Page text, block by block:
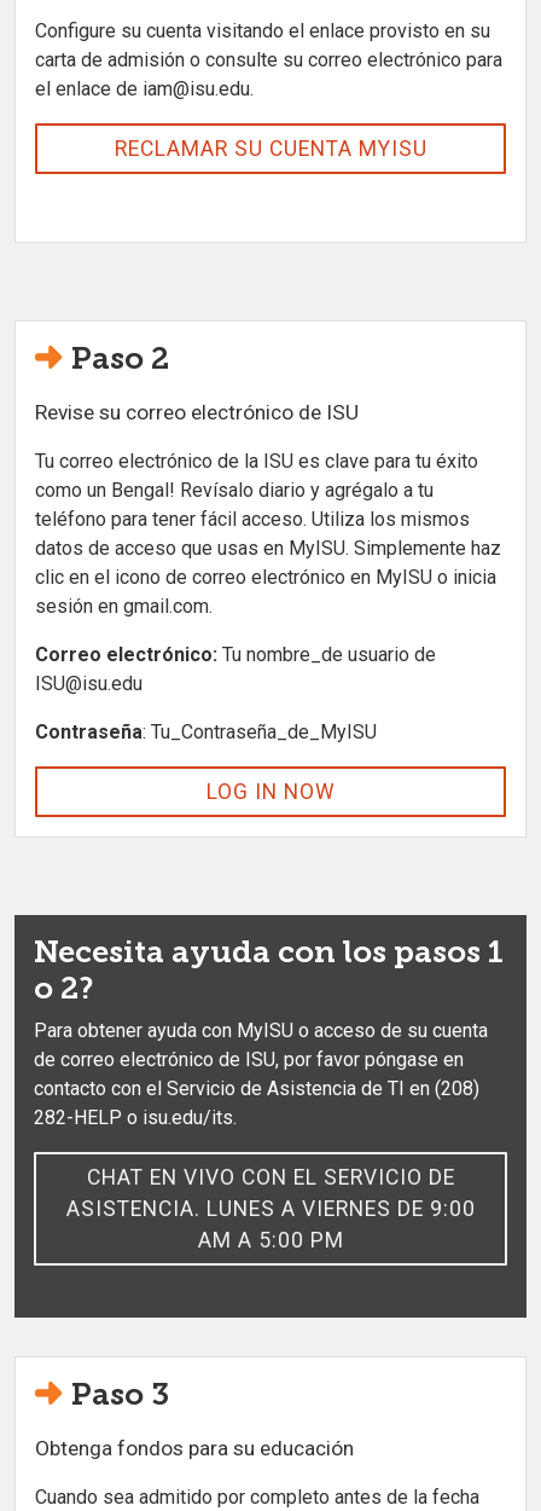
Configure su cuenta visitando el enlace provisto en su
carta de admisión o consulte su correo electrónico para
el enlace de iam@isu.edu.
RECLAMAR SU CUENTA MYISU
Paso 2
Revise su correo electrónico de ISU
Tu correo electrónico de la ISU es clave para tu éxito
como un Bengal! Revísalo diario y agrégalo a tu
teléfono para tener fácil acceso. Utiliza los mismos
datos de acceso que usas en MyISU. Simplemente haz
clic en el icono de correo electrónico en MyISU o inicia
sesión en gmail.com.
Correo electrónico: Tu nombre_de usuario de
ISU@isu.edu
Contraseña: Tu_Contraseña_de_MyISU
LOG IN NOW
Necesita ayuda con los pasos 1
o 2?
Para obtener ayuda con MyISU o acceso de su cuenta
de correo electrónico de ISU, por favor póngase en
contacto con el Servicio de Asistencia de TI en (208)
282-HELP o isu.edu/its.
CHAT EN VIVO CON EL SERVICIO DE
ASISTENCIA. LUNES A VIERNES DE 9:00
AM A 5:00 PM
Paso 3
Obtenga fondos para su educación
Cuando sea admitido por completo antes de la fecha